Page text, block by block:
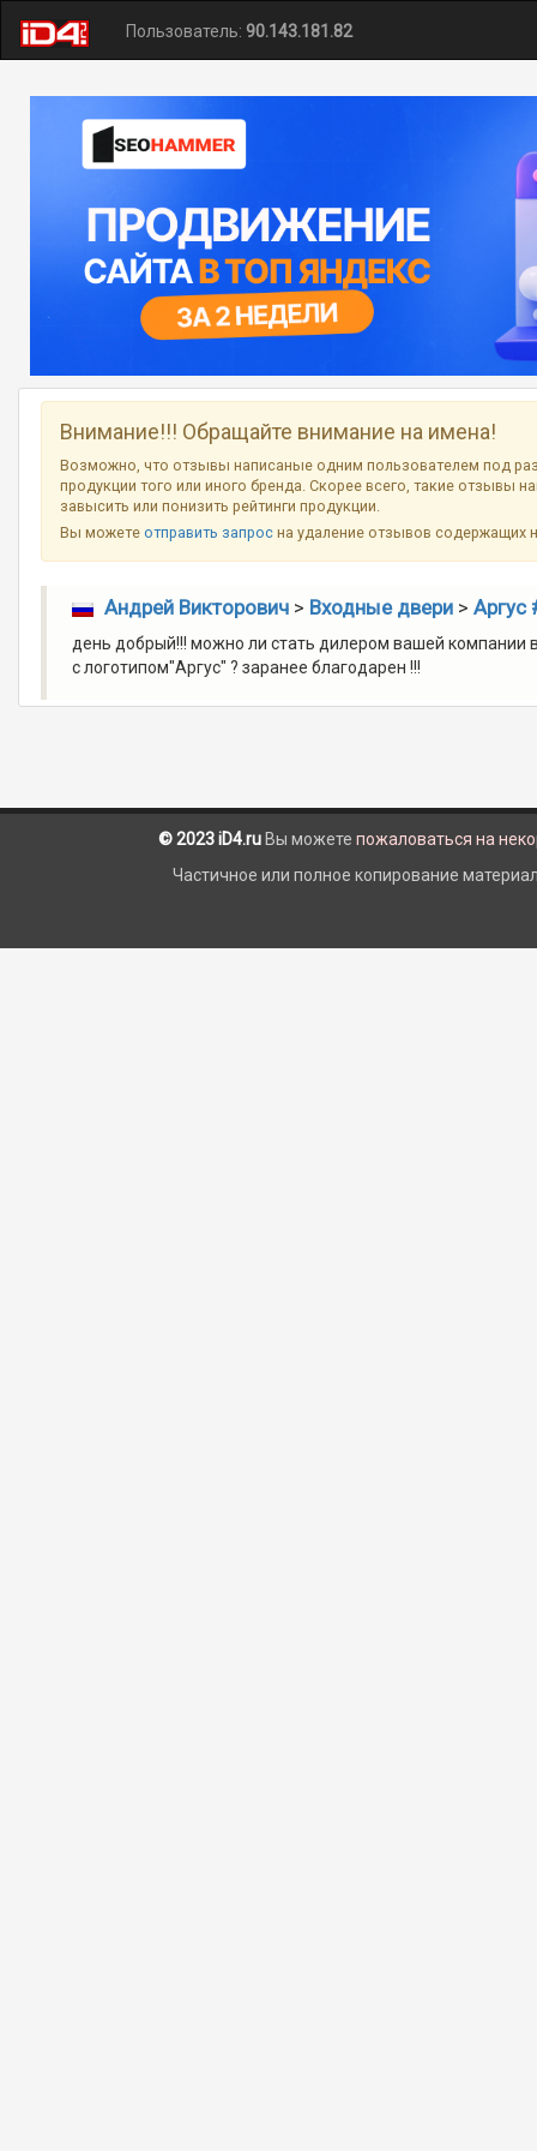
Пользователь: 90.143.181.82
Внимание!!! Обращайте внимание на имена!
Возможно, что отзывы написаные одним пользователем под
продукции того или иного бренда. Скорее всего, такие отзывы
завысить или понизить рейтинги продукции.
Вы можетеотправить запрос на удаление отзывов
Андрей Викторович> Входные двери> Аргус
день добрый!!! можно ли стать дилером вашей компании
с логотипом"Аргус" ? заранее благодарен !!!
© 2023 iD4.ru Вы можете пожаловаться на
Частичное или полное копирование